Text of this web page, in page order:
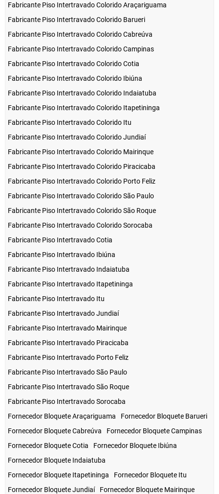
Fabricante Piso Intertravado Colorido Araçariguama
Fabricante Piso Intertravado Colorido Barueri
Fabricante Piso Intertravado Colorido Cabreúva
Fabricante Piso Intertravado Colorido Campinas
Fabricante Piso Intertravado Colorido Cotia
Fabricante Piso Intertravado Colorido Ibiúna
Fabricante Piso Intertravado Colorido Indaiatuba
Fabricante Piso Intertravado Colorido Itapetininga
Fabricante Piso Intertravado Colorido Itu
Fabricante Piso Intertravado Colorido Jundiaí
Fabricante Piso Intertravado Colorido Mairinque
Fabricante Piso Intertravado Colorido Piracicaba
Fabricante Piso Intertravado Colorido Porto Feliz
Fabricante Piso Intertravado Colorido São Paulo
Fabricante Piso Intertravado Colorido São Roque
Fabricante Piso Intertravado Colorido Sorocaba
Fabricante Piso Intertravado Cotia
Fabricante Piso Intertravado Ibiúna
Fabricante Piso Intertravado Indaiatuba
Fabricante Piso Intertravado Itapetininga
Fabricante Piso Intertravado Itu
Fabricante Piso Intertravado Jundiaí
Fabricante Piso Intertravado Mairinque
Fabricante Piso Intertravado Piracicaba
Fabricante Piso Intertravado Porto Feliz
Fabricante Piso Intertravado São Paulo
Fabricante Piso Intertravado São Roque
Fabricante Piso Intertravado Sorocaba
Fornecedor Bloquete Araçariguama
Fornecedor Bloquete Barueri
Fornecedor Bloquete Cabreúva
Fornecedor Bloquete Campinas
Fornecedor Bloquete Cotia
Fornecedor Bloquete Ibiúna
Fornecedor Bloquete Indaiatuba
Fornecedor Bloquete Itapetininga
Fornecedor Bloquete Itu
Fornecedor Bloquete Jundiaí
Fornecedor Bloquete Mairinque